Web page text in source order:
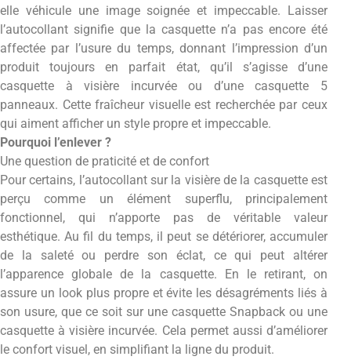
elle véhicule une image soignée et impeccable. Laisser
l’autocollant signifie que la casquette n’a pas encore été
affectée par l’usure du temps, donnant l’impression d’un
produit toujours en parfait état, qu’il s’agisse d’une
casquette à visière incurvée ou d’une casquette 5
panneaux. Cette fraîcheur visuelle est recherchée par ceux
qui aiment afficher un style propre et impeccable.
Pourquoi l’enlever ?
Une question de praticité et de confort
Pour certains, l’autocollant sur la visière de la casquette est
perçu comme un élément superflu, principalement
fonctionnel, qui n’apporte pas de véritable valeur
esthétique. Au fil du temps, il peut se détériorer, accumuler
de la saleté ou perdre son éclat, ce qui peut altérer
l’apparence globale de la casquette. En le retirant, on
assure un look plus propre et évite les désagréments liés à
son usure, que ce soit sur une casquette Snapback ou une
casquette à visière incurvée. Cela permet aussi d’améliorer
le confort visuel, en simplifiant la ligne du produit.